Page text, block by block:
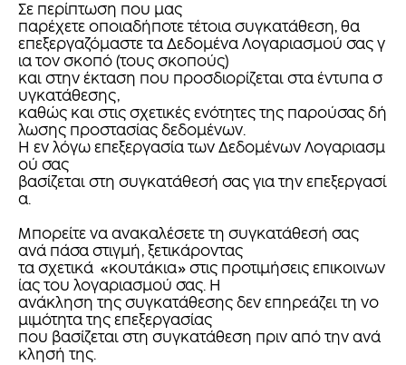
Σε περίπτωση που μας
παρέχετε οποιαδήποτε τέτοια συγκατάθεση, θα
επεξεργαζόμαστε τα Δεδομένα Λογαριασμού σας γ
ια τον σκοπό (τους σκοπούς)
και στην έκταση που προσδιορίζεται στα έντυπα σ
υγκατάθεσης,
καθώς και στις σχετικές ενότητες της παρούσας δή
λωσης προστασίας δεδομένων.
Η εν λόγω επεξεργασία των Δεδομένων Λογαριασμ
ού σας
βασίζεται στη συγκατάθεσή σας για την επεξεργασί
α.
Μπορείτε να ανακαλέσετε τη συγκατάθεσή σας
ανά πάσα στιγμή, ξετικάροντας
τα σχετικά «κουτάκια» στις προτιμήσεις επικοινων
ίας του λογαριασμού σας. Η
ανάκληση της συγκατάθεσης δεν επηρεάζει τη νο
μιμότητα της επεξεργασίας
που βασίζεται στη συγκατάθεση πριν από την ανά
κλησή της.